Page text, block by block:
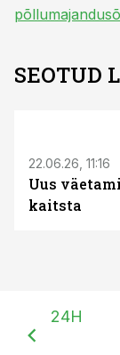
SEOTUD
22.06.26, 11:16
Uus
kaitsta
24H